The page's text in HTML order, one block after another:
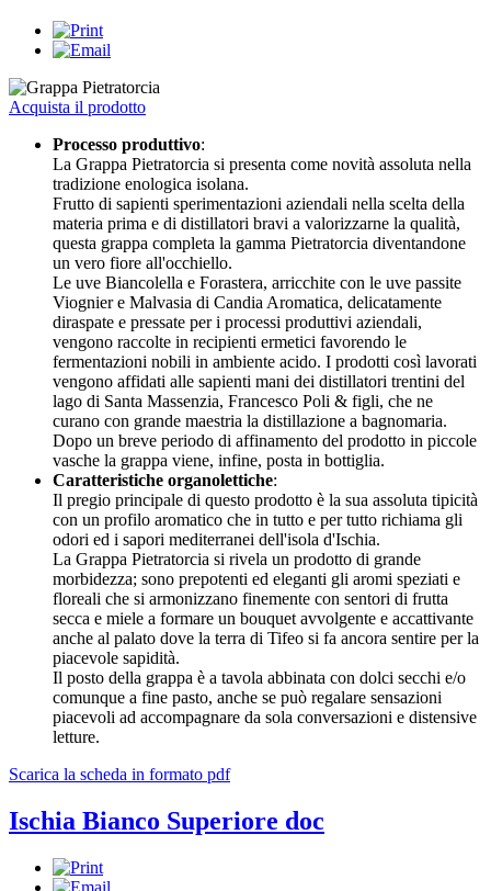
Acquista il prodotto
Processo produttivo:
La Grappa Pietratorcia si presenta come novità assoluta nella
tradizione enologica isolana.
Frutto di sapienti sperimentazioni aziendali nella scelta della
materia prima e di distillatori bravi a valorizzarne la qualità,
questa grappa completa la gamma Pietratorcia diventandone
un vero fiore all'occhiello.
Le uve Biancolella e Forastera, arricchite con le uve passite
Viognier e Malvasia di Candia Aromatica, delicatamente
diraspate e pressate per i processi produttivi aziendali,
vengono raccolte in recipienti ermetici favorendo le
fermentazioni nobili in ambiente acido. I prodotti così lavorati
vengono affidati alle sapienti mani dei distillatori trentini del
lago di Santa Massenzia, Francesco Poli & figli, che ne
curano con grande maestria la distillazione a bagnomaria.
Dopo un breve periodo di affinamento del prodotto in piccole
vasche la grappa viene, infine, posta in bottiglia.
Caratteristiche organolettiche:
Il pregio principale di questo prodotto è la sua assoluta tipicità
con un profilo aromatico che in tutto e per tutto richiama gli
odori ed i sapori mediterranei dell'isola d'Ischia.
La Grappa Pietratorcia si rivela un prodotto di grande
morbidezza; sono prepotenti ed eleganti gli aromi speziati e
floreali che si armonizzano finemente con sentori di frutta
secca e miele a formare un bouquet avvolgente e accattivante
anche al palato dove la terra di Tifeo si fa ancora sentire per la
piacevole sapidità.
Il posto della grappa è a tavola abbinata con dolci secchi e/o
comunque a fine pasto, anche se può regalare sensazioni
piacevoli ad accompagnare da sola conversazioni e distensive
letture.
Scarica la scheda in formato pdf
Ischia Bianco Superiore doc